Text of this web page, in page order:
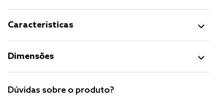
Características
Dimensões
Dúvidas sobre o produto?